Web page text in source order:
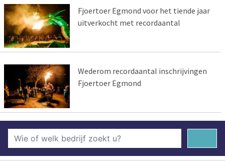
Fjoertoer Egmond voor het tiende jaar
uitverkocht met recordaantal
Wederom recordaantal inschrijvingen
Fjoertoer Egmond